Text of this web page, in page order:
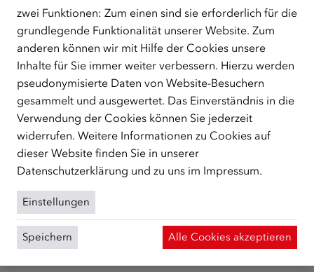
ÜBER UNS
Der Österreichische Integrationsfonds (ÖIF) ist ein Fonds der
Republik Österreich, der Flüchtlinge, subsidiär
Schutzberechtigte, Vertriebene sowie Zuwander/innen als
zentrale Anlaufstelle bei der Integration in Österreich
unterstützt.mehr
FacebookYouTube InstagramLinkedIn
Der Österreichische Integrationsfonds (ÖIF)
Organigramm
Presse
zwei Funktionen: Zum einen sind sie erforderlich für die
grundlegende Funktionalität unserer Website. Zum
anderen können wir mit Hilfe der Cookies unsere
Inhalte für Sie immer weiter verbessern. Hierzu werden
pseudonymisierte Daten von Website-Besuchern
gesammelt und ausgewertet. Das Einverständnis in die
Verwendung der Cookies können Sie jederzeit
widerrufen. Weitere Informationen zu Cookies auf
dieser Website finden Sie in unserer
Datenschutzerklärung und zu uns im Impressum.
Einstellungen
Speichern Alle Cookies akzeptieren